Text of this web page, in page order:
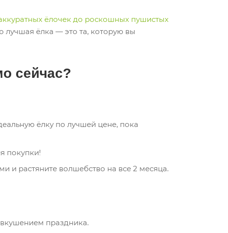
ёлочек до роскошных пушистых
лучшая ёлка — это та, которую вы
сейчас?
ёлку по лучшей цене, пока
покупки!
и растяните волшебство на все 2 месяца.
праздника.